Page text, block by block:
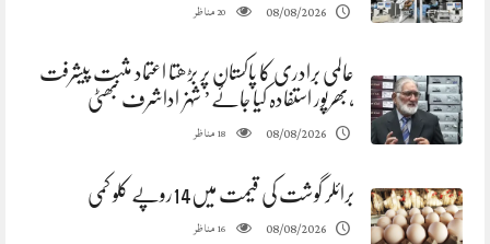
08/08/2026
20مناظر
عالمی برادری کا پاکستان پر بڑھتا اعتماد مثبت پیشرفت
،بھرپور استفادہ کیا جائے’ شہزاداشرف بھٹی
08/08/2026
18مناظر
برائلر گوشت کی قیمت میں14روپے کلو کمی
08/08/2026
16مناظر